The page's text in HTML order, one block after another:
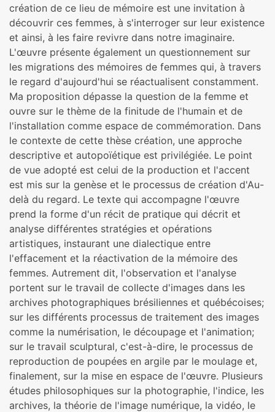
création de ce lieu de mémoire est une invitation à
découvrir ces femmes, à s'interroger sur leur existence
et ainsi, à les faire revivre dans notre imaginaire.
L'œuvre présente également un questionnement sur
les migrations des mémoires de femmes qui, à travers
le regard d'aujourd'hui se réactualisent constamment.
Ma proposition dépasse la question de la femme et
ouvre sur le thème de la finitude de l'humain et de
l'installation comme espace de commémoration. Dans
le contexte de cette thèse création, une approche
descriptive et autopoïétique est privilégiée. Le point
de vue adopté est celui de la production et l'accent
est mis sur la genèse et le processus de création d'Au-
delà du regard. Le texte qui accompagne l'œuvre
prend la forme d'un récit de pratique qui décrit et
analyse différentes stratégies et opérations
artistiques, instaurant une dialectique entre
l'effacement et la réactivation de la mémoire des
femmes. Autrement dit, l'observation et l'analyse
portent sur le travail de collecte d'images dans les
archives photographiques brésiliennes et québécoises;
sur les différents processus de traitement des images
comme la numérisation, le découpage et l'animation;
sur le travail sculptural, c'est-à-dire, le processus de
reproduction de poupées en argile par le moulage et,
finalement, sur la mise en espace de l'œuvre. Plusieurs
études philosophiques sur la photographie, l'indice, les
archives, la théorie de l'image numérique, la vidéo, le